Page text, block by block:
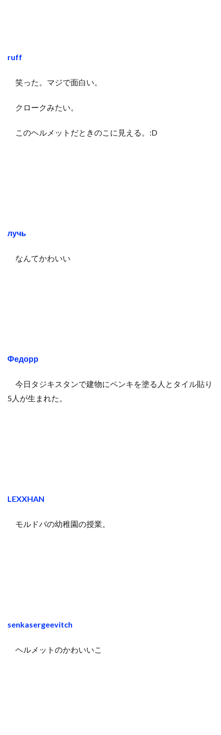
ruff
笑った。マジで面白い。
クロークみたい。
このヘルメットだときのこに見える。:D
лучь
なんてかわいい
Федорр
今日タジキスタンで建物にペンキを塗る人とタイル貼り
5人が生まれた。
LEXXHAN
モルドバの幼稚園の授業。
senkasergeevitch
ヘルメットのかわいいこ